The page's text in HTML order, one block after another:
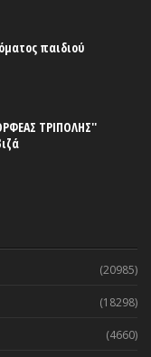
παιδιού
ΤΡΙΠΟΛΗΣ''
(20985)
(18298)
(4660)